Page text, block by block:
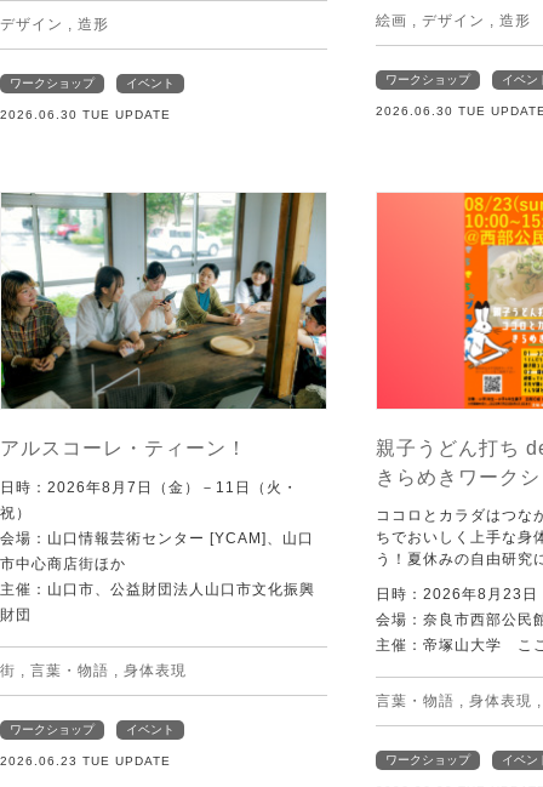
デザイン , 造形
ワークショップ イベント
2026.06.30 TUE UPDATE
絵画 , デザイン , 造形
ワークショップ イベン
2026.06.30 TUE
アルスコーレ・ティーン！
日時：2026年8月7日（金）－11日（火・
祝）
会場：山口情報芸術センター [YCAM]、山口
市中心商店街ほか
主催：山口市、公益財団法人山口市文化振興
財団
街 , 言葉・物語 , 身体表現
ワークショップ イベント
2026.06.23 TUE UPDATE
親子うどん打ち
きらめきワーク
ココロとカラダはつな
ちでおいしく上手な身
う！夏休みの自由研究
日時：2026年8月23日
会場：奈良市西部公民
主催：帝塚山大学 こ
言葉・物語 , 身体表現
ワークショップ イベン